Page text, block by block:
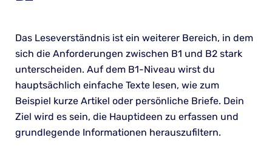
Das Leseverständnis ist ein weiterer Bereich, in dem
sich die Anforderungen zwischen B1 und B2 stark
unterscheiden. Auf dem B1-Niveau wirst du
hauptsächlich einfache Texte lesen, wie zum
Beispiel kurze Artikel oder persönliche Briefe. Dein
Ziel wird es sein, die Hauptideen zu erfassen und
grundlegende Informationen herauszufiltern.